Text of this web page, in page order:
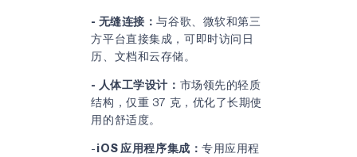
- 无缝连接：与谷歌、微软和第三
方平台直接集成，可即时访问日
历、文档和云存储。
- 人体工学设计： 市场领先的轻质
结构，仅重 37 克，优化了长期使
用的舒适度。
-iOS 应用程序集成：专用应用程